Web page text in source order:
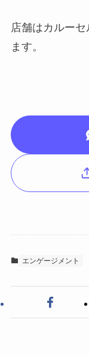
店舗はカルー
ます。
エンゲージメント